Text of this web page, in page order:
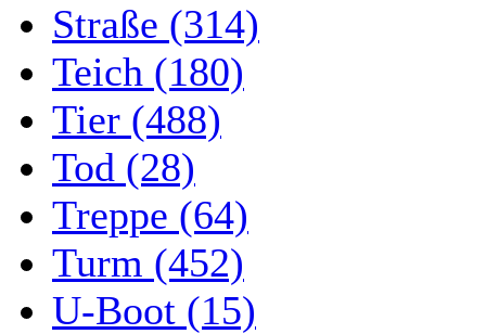
Straße (314)
Teich (180)
Tier (488)
Tod (28)
Treppe (64)
Turm (452)
U-Boot (15)